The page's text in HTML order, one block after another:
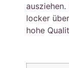
locker
hohe